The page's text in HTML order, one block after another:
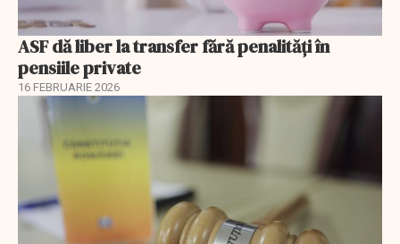
ASF dă liber la transfer fără penalități în
pensiile private
16 FEBRUARIE 2026